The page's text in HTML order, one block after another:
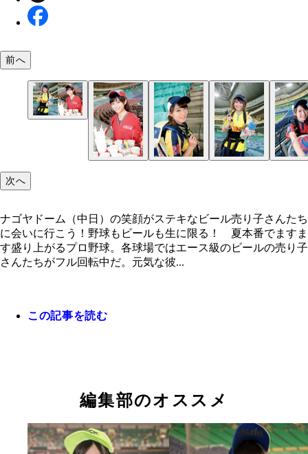
ナゴヤドーム（中日）の笑顔がステキなビール売
んたちに会いに行こう！
前へ
次へ
ナゴヤドーム（中日）の笑顔がステキなビール売り子さんたち
に会いに行こう！野球もビールも生に限る！ 夏本番でますま
す盛り上がるプロ野球。各球場ではエース級のビールの売り子
さんたちがフル回転中だ。元気な彼...
この記事を読む
編集部のオススメ